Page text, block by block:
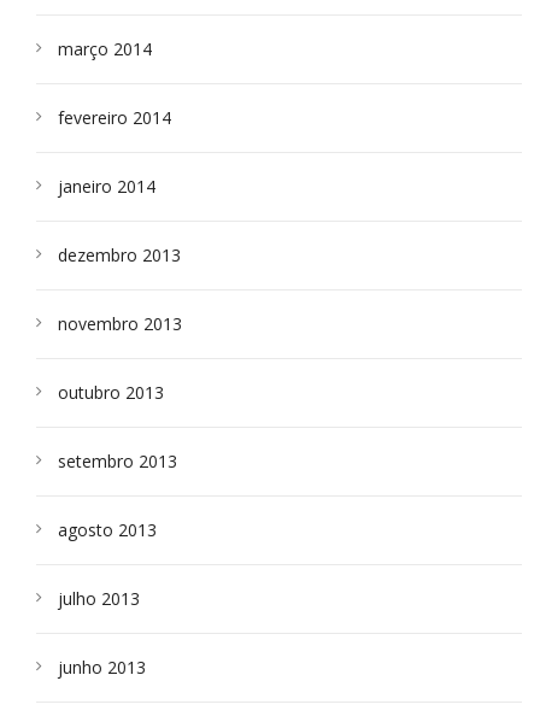
março 2014
fevereiro 2014
janeiro 2014
dezembro 2013
novembro 2013
outubro 2013
setembro 2013
agosto 2013
julho 2013
junho 2013